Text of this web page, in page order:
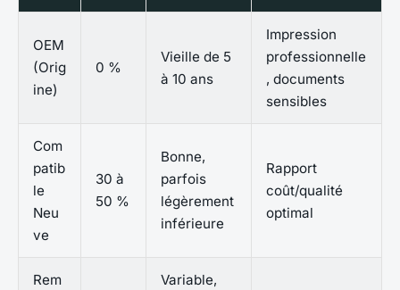
OEM
(Orig
ine)
0 %
Vieille de 5
à 10 ans
Impression
professionnelle
, documents
sensibles
Com
patib
le
Neu
ve
30 à
50 %
Bonne,
parfois
légèrement
inférieure
Rapport
coût/qualité
optimal
Rem
Variable,